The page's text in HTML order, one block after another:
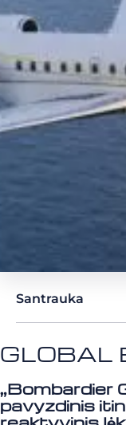
Santrauka
GLOBAL
„Bombardier
pavyzdinis